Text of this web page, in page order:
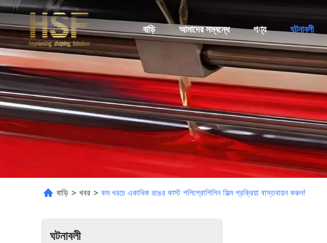
বাড়ি আমাদের সম্বন্ধে পণ্য ঘটনাবলী
বাড়ি > খবর > কম খরচে একাধিক রঙের কাস্ট পলিপ্রোপিলিন ফিল্ম প্রক্রিয়া বাস্তবায়ন করুন!
ঘটনাবলী